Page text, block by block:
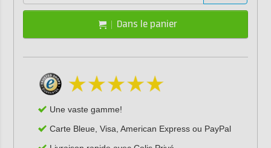
Dans le panier
Une vaste gamme!
Carte Bleue, Visa, American Express ou PayPal